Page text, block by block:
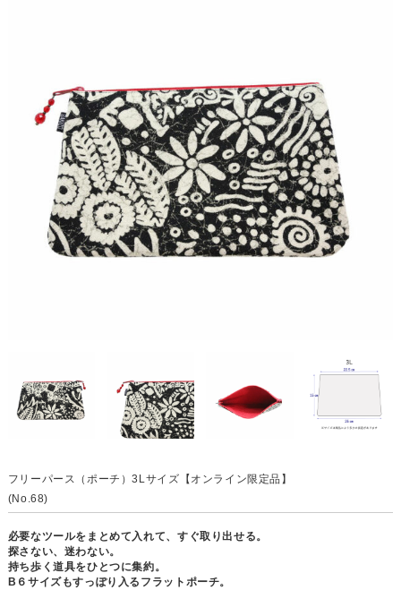
フリーパース（ポーチ）3Lサイズ【オンライン限定品】
(No.68)
必要なツールをまとめて入れて、すぐ取り出せる。
探さない、迷わない。
持ち歩く道具をひとつに集約。
B６サイズもすっぽり入るフラットポーチ。